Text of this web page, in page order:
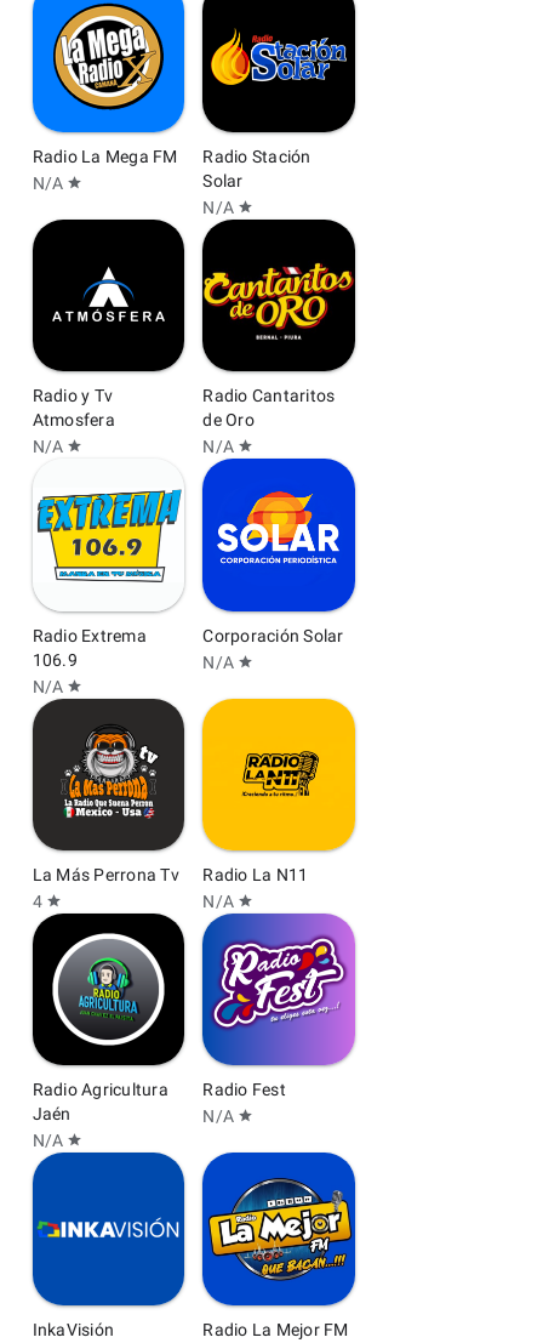
Radio La Mega FM
N/A star
Radio Stación
Solar
N/A star
Radio y Tv
Atmosfera
N/A star
Radio Cantaritos
de Oro
N/A star
Radio Extrema
106.9
N/A star
Corporación Solar
N/A star
La Más Perrona Tv
4 star
Radio La N11
N/A star
Radio Agricultura
Jaén
N/A star
Radio Fest
N/A star
InkaVisión
Radio La Mejor FM